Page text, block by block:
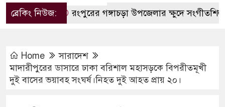
ব্রেকিং নিউজ:রংপুরের গঙ্গাচড়া উপজেলার ক্ষুদে সংগীতশিল্পী
Home
সারাদেশ
মাদারীপুরের ডাসারে ঢাকা বরিশাল মহাসড়কে বিপরীতমূখী
দুই বাসের ভয়াবহ সংঘর্ষ।নিহত দুই আহত প্রায় ২০।